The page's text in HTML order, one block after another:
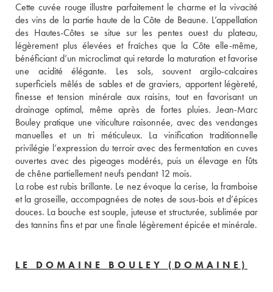
Cette cuvée rouge illustre parfaitement le charme et la vivacité
des vins de la partie haute de la Côte de Beaune. L’appellation
des Hautes-Côtes se situe sur les pentes ouest du plateau,
légèrement plus élevées et fraîches que la Côte elle-même,
bénéficiant d’un microclimat qui retarde la maturation et favorise
une acidité élégante. Les sols, souvent argilo-calcaires
superficiels mêlés de sables et de graviers, apportent légèreté,
finesse et tension minérale aux raisins, tout en favorisant un
drainage optimal, même après de fortes pluies. Jean-Marc
Bouley pratique une viticulture raisonnée, avec des vendanges
manuelles et un tri méticuleux. La vinification traditionnelle
privilégie l’expression du terroir avec des fermentation en cuves
ouvertes avec des pigeages modérés, puis un élevage en fûts
de chêne partiellement neufs pendant 12 mois.
La robe est rubis brillante. Le nez évoque la cerise, la framboise
et la groseille, accompagnées de notes de sous-bois et d’épices
douces. La bouche est souple, juteuse et structurée, sublimée par
des tannins fins et par une finale légèrement épicée et minérale.
LE DOMAINE BOULEY (DOMAINE)